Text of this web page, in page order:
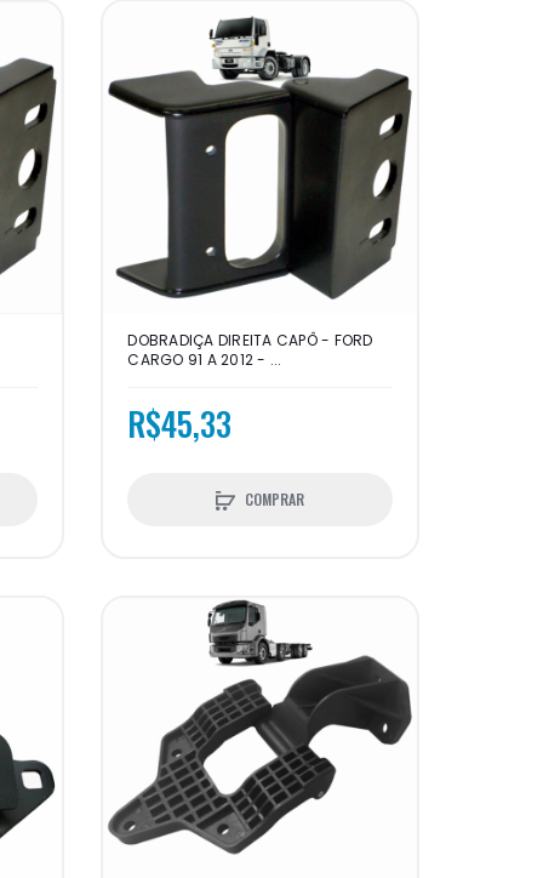
DOBRADIÇA DIREITA CAPÔ - FORD
CARGO 91 A 2012 - ...
R$45,33
COMPRAR